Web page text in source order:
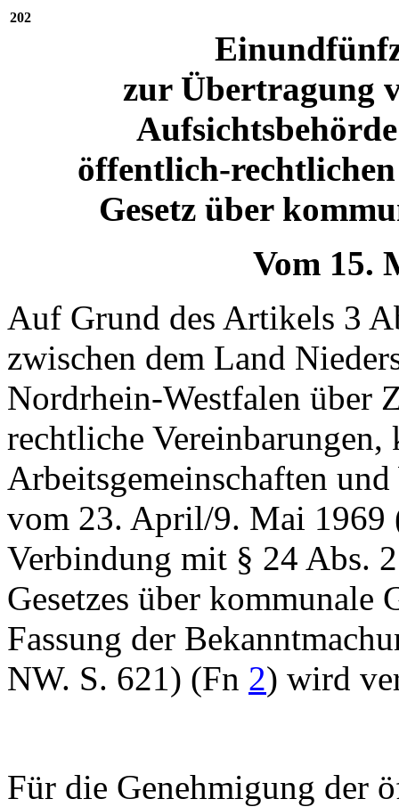
202
zur Übertragung
öffentlich-
Gesetz über
Vom 15.
Auf Grund des Artikels 3
zwischen dem Land
Nordrhein-Westfalen über
rechtliche Vereinbarungen,
Arbeitsgemeinschaften
vom 23. April/9. Mai 1969
Verbindung mit § 24 Abs.
Gesetzes über kommunale
Fassung der
NW. S. 621) (Fn 2) wird
Für die Genehmigung der